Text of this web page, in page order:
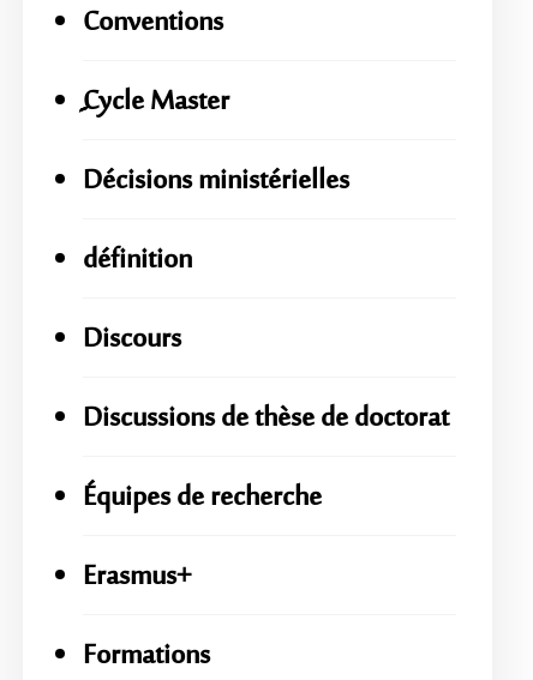
Conventions
ِِِCycle Master
Décisions ministérielles
définition
Discours
Discussions de thèse de doctorat
Équipes de recherche
Erasmus+
Formations